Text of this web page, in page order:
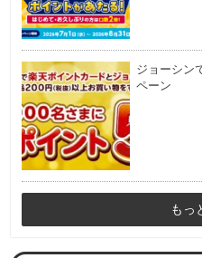
ジョーシン
ペーン
もっ